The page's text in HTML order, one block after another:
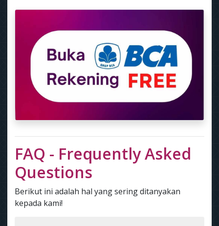
FAQ - Frequently Asked
Questions
Berikut ini adalah hal yang sering ditanyakan
kepada kami!